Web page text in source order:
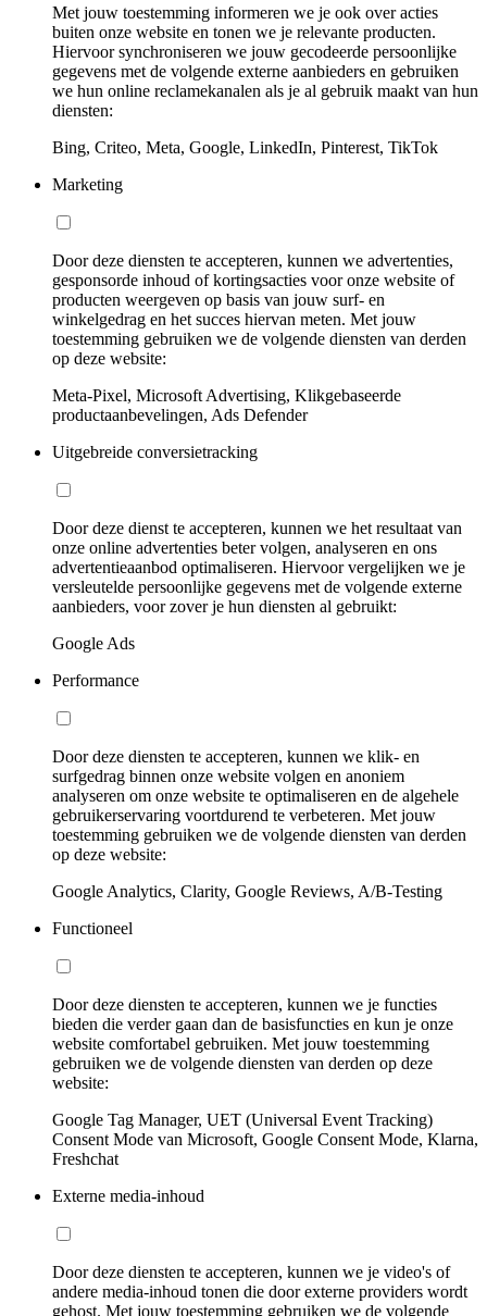
Met jouw toestemming informeren we je ook over acties
buiten onze website en tonen we je relevante producten.
Hiervoor synchroniseren we jouw gecodeerde persoonlijke
gegevens met de volgende externe aanbieders en gebruiken
we hun online reclamekanalen als je al gebruik maakt van hun
diensten:
Bing, Criteo, Meta, Google, LinkedIn, Pinterest, TikTok
Marketing
Door deze diensten te accepteren, kunnen we advertenties,
gesponsorde inhoud of kortingsacties voor onze website of
producten weergeven op basis van jouw surf- en
winkelgedrag en het succes hiervan meten. Met jouw
toestemming gebruiken we de volgende diensten van derden
op deze website:
Meta-Pixel, Microsoft Advertising, Klikgebaseerde
productaanbevelingen, Ads Defender
Uitgebreide conversietracking
Door deze dienst te accepteren, kunnen we het resultaat van
onze online advertenties beter volgen, analyseren en ons
advertentieaanbod optimaliseren. Hiervoor vergelijken we je
versleutelde persoonlijke gegevens met de volgende externe
aanbieders, voor zover je hun diensten al gebruikt:
Google Ads
Performance
Door deze diensten te accepteren, kunnen we klik- en
surfgedrag binnen onze website volgen en anoniem
analyseren om onze website te optimaliseren en de algehele
gebruikerservaring voortdurend te verbeteren. Met jouw
toestemming gebruiken we de volgende diensten van derden
op deze website:
Google Analytics, Clarity, Google Reviews, A/B-Testing
Functioneel
Door deze diensten te accepteren, kunnen we je functies
bieden die verder gaan dan de basisfuncties en kun je onze
website comfortabel gebruiken. Met jouw toestemming
gebruiken we de volgende diensten van derden op deze
website:
Google Tag Manager, UET (Universal Event Tracking)
Consent Mode van Microsoft, Google Consent Mode, Klarna,
Freshchat
Externe media-inhoud
Door deze diensten te accepteren, kunnen we je video's of
andere media-inhoud tonen die door externe providers wordt
gehost. Met jouw toestemming gebruiken we de volgende